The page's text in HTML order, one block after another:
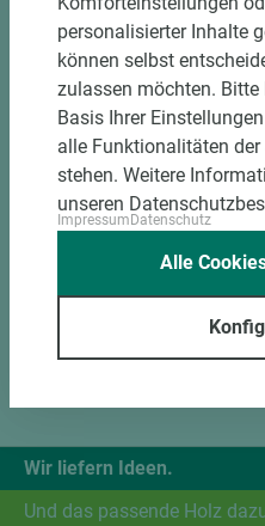
James Hardie
Hardie® Plank JH50-
stumpf Holzstruktur
Länge (mm)
3.600
Breite (mm)
180
Wir liefern Ideen.
Und das passende Holz
personalisierter Inhalte
können selbst
zulassen möchten.
Basis Ihrer
alle Funktionalitäten
stehen. Weitere
unseren
ImpressumDatenschutz
Alle